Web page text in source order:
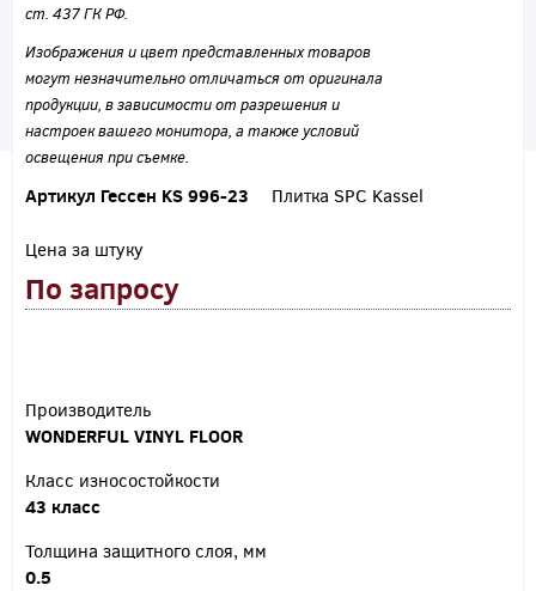
ст. 437 ГК РФ.
Изображения и цвет представленных товаров
могут незначительно отличаться от оригинала
продукции, в зависимости от разрешения и
настроек вашего монитора, а также условий
освещения при съемке.
Артикул Гессен KS 996-23 Плитка SPC Kassel
Цена за штуку
По запросу
Производитель
WONDERFUL VINYL FLOOR
Класс износостойкости
43 класс
Толщина защитного слоя, мм
0.5